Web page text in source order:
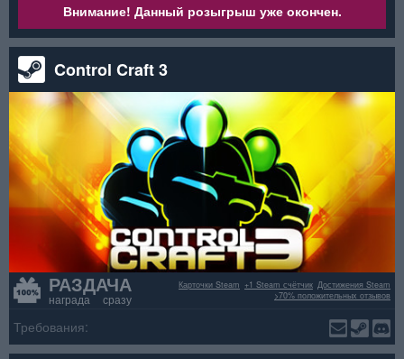
Внимание! Данный розыгрыш уже окончен.
Control Craft 3
РАЗДАЧА
награда сразу
Достижения Steam
+1 Steam счётчик
Карточки Steam
>70% положительных отзывов
Требования: